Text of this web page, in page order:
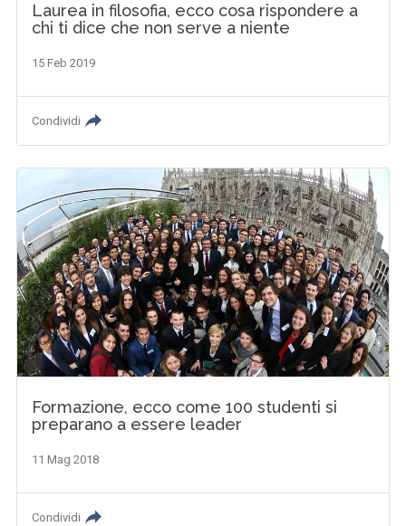
Laurea in filosofia, ecco cosa rispondere a
chi ti dice che non serve a niente
15 Feb 2019
Condividi
Formazione, ecco come 100 studenti si
preparano a essere leader
11 Mag 2018
Condividi